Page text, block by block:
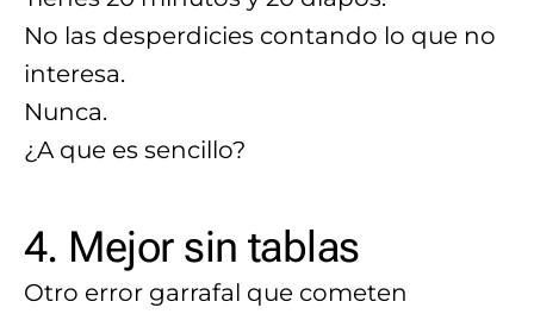
No las desperdicies contando lo que no
interesa.
Nunca.
¿A que es sencillo?
4. Mejor sin tablas
Otro error garrafal que cometen